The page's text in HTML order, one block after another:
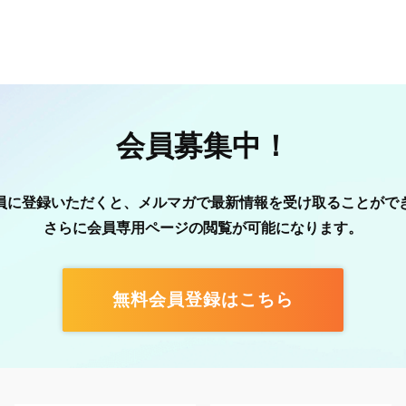
会員募集中！
に登録いただくと、メルマガで最新情報を受け取ることがで
さらに会員専用ページの閲覧が可能になります。
無料会員登録はこちら